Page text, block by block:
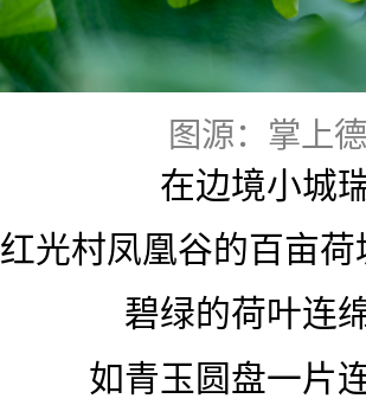
图源：掌上
在边境小城
红光村凤凰谷的百亩
碧绿的荷叶连
如青玉圆盘一片